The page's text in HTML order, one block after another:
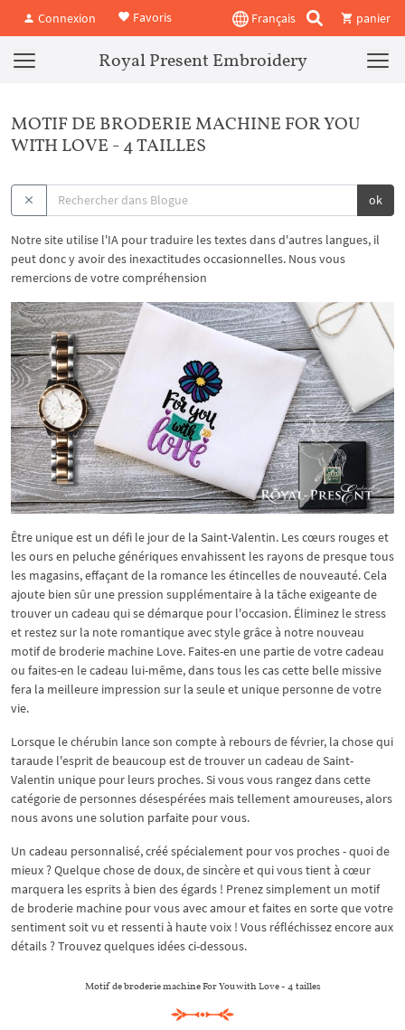
Connexion Favoris Français panier
Royal Present Embroidery
MOTIF DE BRODERIE MACHINE FOR YOU
WITH LOVE - 4 TAILLES
ok
Notre site utilise l'IA pour traduire les textes dans d'autres langues, il
peut donc y avoir des inexactitudes occasionnelles. Nous vous
remercions de votre compréhension
Être unique est un défi le jour de la Saint-Valentin. Les cœurs rouges et
les ours en peluche génériques envahissent les rayons de presque tous
les magasins, effaçant de la romance les étincelles de nouveauté. Cela
ajoute bien sûr une pression supplémentaire à la tâche exigeante de
trouver un cadeau qui se démarque pour l'occasion. Éliminez le stress
et restez sur la note romantique avec style grâce à notre nouveau
motif de broderie machine Love. Faites-en une partie de votre cadeau
ou faites-en le cadeau lui-même, dans tous les cas cette belle missive
fera la meilleure impression sur la seule et unique personne de votre
vie.
Lorsque le chérubin lance son compte à rebours de février, la chose qui
taraude l'esprit de beaucoup est de trouver un cadeau de Saint-
Valentin unique pour leurs proches. Si vous vous rangez dans cette
catégorie de personnes désespérées mais tellement amoureuses, alors
nous avons une solution parfaite pour vous.
Un cadeau personnalisé, créé spécialement pour vos proches - quoi de
mieux ? Quelque chose de doux, de sincère et qui vous tient à cœur
marquera les esprits à bien des égards ! Prenez simplement un motif
de broderie machine pour vous avec amour et faites en sorte que votre
sentiment soit vu et ressenti à haute voix ! Vous réfléchissez encore aux
détails ? Trouvez quelques idées ci-dessous.
Motif de broderie machine For You with Love - 4 tailles